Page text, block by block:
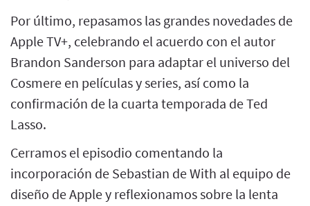
Por último, repasamos las grandes novedades de
Apple TV+, celebrando el acuerdo con el autor
Brandon Sanderson para adaptar el universo del
Cosmere en películas y series, así como la
confirmación de la cuarta temporada de Ted
Lasso.
Cerramos el episodio comentando la
incorporación de Sebastian de With al equipo de
diseño de Apple y reflexionamos sobre la lenta